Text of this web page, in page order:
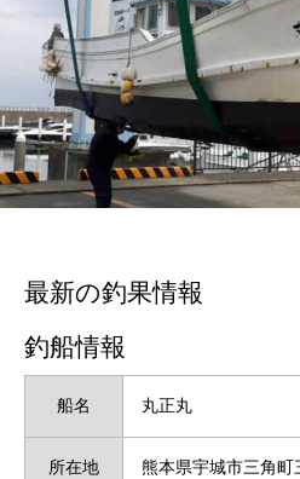
最新の釣果情報
釣船情報
船名 丸正丸
所在地
熊本県宇城市三角町